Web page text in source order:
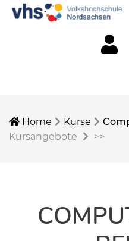
Home Kurse
Kursangebote
>>